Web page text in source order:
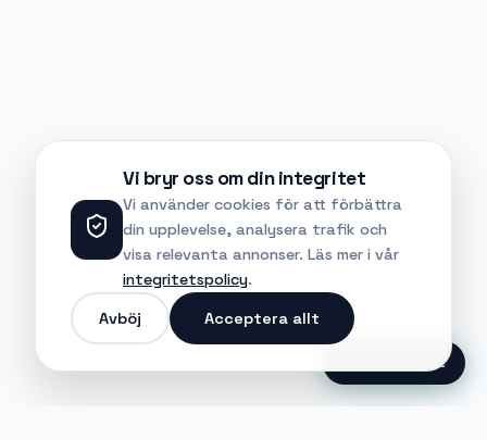
Ansök Direkt
Vi bryr oss om din integritet
Vi använder cookies för att förbättra
din upplevelse, analysera trafik och
visa relevanta annonser. Läs mer i vår
integritetspolicy.
Avböj
Acceptera allt